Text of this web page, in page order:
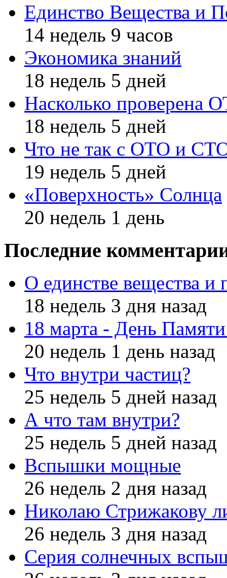
Единство Вещества и
14 недель 9 часов
Экономика знаний
18 недель 5 дней
Насколько проверена
18 недель 5 дней
Что не так с ОТО и
19 недель 5 дней
«Поверхность» Солнца
20 недель 1 день
Последние
О единстве вещества и
18 недель 3 дня назад
18 марта - День
20 недель 1 день назад
Что внутри частиц?
25 недель 5 дней назад
А что там внутри?
25 недель 5 дней назад
Вспышки мощные
26 недель 2 дня назад
Николаю Стрижакову
26 недель 3 дня назад
Серия солнечных